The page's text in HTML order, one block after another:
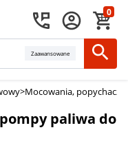
0
Zaawansowane
>Mocowania,
paliwa do